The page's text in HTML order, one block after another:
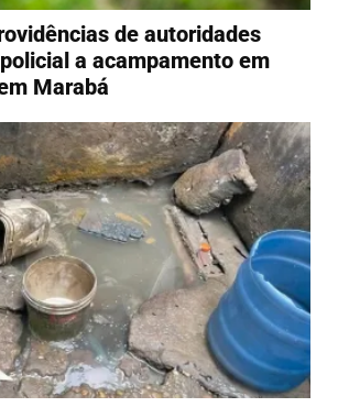
de autoridades
a acampamento em
Marabá